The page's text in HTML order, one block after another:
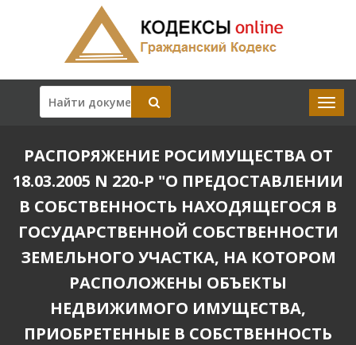
РАСПОРЯЖЕНИЕ РОСИМУЩЕСТВА ОТ
18.03.2005 N 220-Р "О ПРЕДОСТАВЛЕНИИ
В СОБСТВЕННОСТЬ НАХОДЯЩЕГОСЯ В
ГОСУДАРСТВЕННОЙ СОБСТВЕННОСТИ
ЗЕМЕЛЬНОГО УЧАСТКА, НА КОТОРОМ
РАСПОЛОЖЕНЫ ОБЪЕКТЫ
НЕДВИЖИМОГО ИМУЩЕСТВА,
ПРИОБРЕТЕННЫЕ В СОБСТВЕННОСТЬ